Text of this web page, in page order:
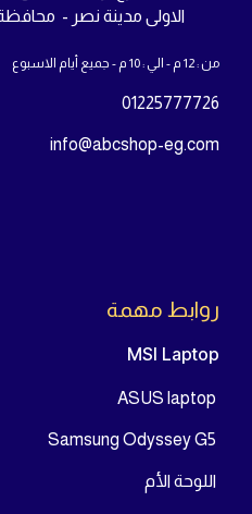
الاولى مدينة نصر -
من : 12 م - الي : 10 م - جميع أيام الاسبوع
01225777726
info@abcshop-eg.com
روابط مهمة
MSI Laptop
ASUS laptop
Samsung Odyssey G5
اللوحة الأم